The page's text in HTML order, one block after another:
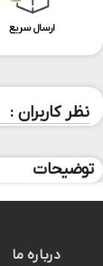
ارسال سریع
نظر کاربران :
توضیحات
درباره ما